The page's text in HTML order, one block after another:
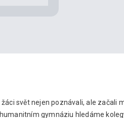
svět nejen poznávali, ale začali
gymnáziu hledáme